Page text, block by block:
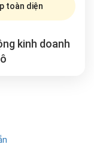
toàn diện
kinh doanh